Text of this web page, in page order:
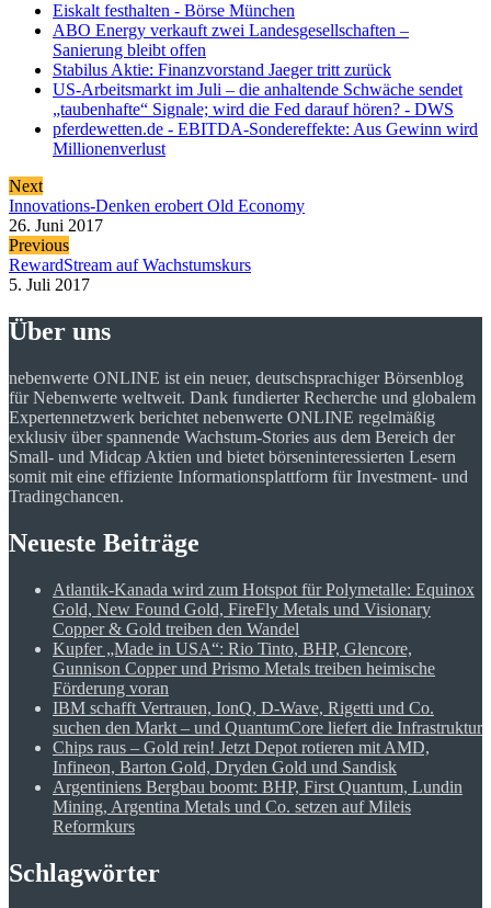
Eiskalt festhalten - Börse München
ABO Energy verkauft zwei Landesgesellschaften –
Sanierung bleibt offen
Stabilus Aktie: Finanzvorstand Jaeger tritt zurück
US-Arbeitsmarkt im Juli – die anhaltende Schwäche sendet
„taubenhafte“ Signale; wird die Fed darauf hören? - DWS
pferdewetten.de - EBITDA-Sondereffekte: Aus Gewinn wird
Millionenverlust
Next
Innovations-Denken erobert Old Economy
26. Juni 2017
Previous
RewardStream auf Wachstumskurs
5. Juli 2017
Über uns
nebenwerte ONLINE ist ein neuer, deutschsprachiger Börsenblog
für Nebenwerte weltweit. Dank fundierter Recherche und globalem
Expertennetzwerk berichtet nebenwerte ONLINE regelmäßig
exklusiv über spannende Wachstum-Stories aus dem Bereich der
Small- und Midcap Aktien und bietet börseninteressierten Lesern
somit mit eine effiziente Informationsplattform für Investment- und
Tradingchancen.
Neueste Beiträge
Atlantik-Kanada wird zum Hotspot für Polymetalle: Equinox
Gold, New Found Gold, FireFly Metals und Visionary
Copper & Gold treiben den Wandel
Kupfer „Made in USA“: Rio Tinto, BHP, Glencore,
Gunnison Copper und Prismo Metals treiben heimische
Förderung voran
IBM schafft Vertrauen, IonQ, D-Wave, Rigetti und Co.
suchen den Markt – und QuantumCore liefert die Infrastruktur
Chips raus – Gold rein! Jetzt Depot rotieren mit AMD,
Infineon, Barton Gold, Dryden Gold und Sandisk
Argentiniens Bergbau boomt: BHP, First Quantum, Lundin
Mining, Argentina Metals und Co. setzen auf Mileis
Reformkurs
Schlagwörter